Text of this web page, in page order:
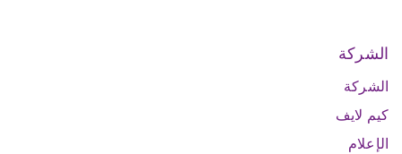
الشركة
الشركة
كيم لايف
الإعلام